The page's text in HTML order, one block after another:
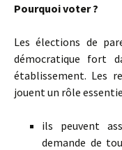
Pourquoi voter ?
Les élections de
démocratique fort
établissement. Les
jouent un rôle
ils peuvent
demande de